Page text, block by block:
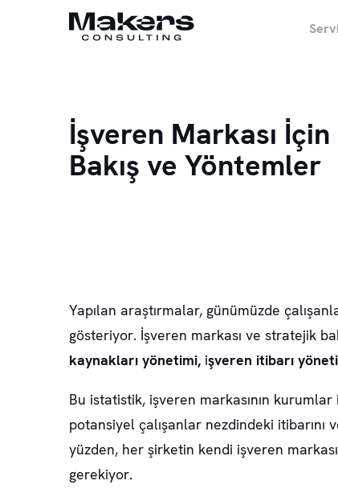
İşveren Markası
Bakış ve Yöntemler
Yapılan araştırmalar, günümüzde
gösteriyor. İşveren markası ve stratejik
kaynakları yönetimi, işveren itibarı
Bu istatistik, işveren markasının kurumlar
potansiyel çalışanlar nezdindeki itibarını
yüzden, her şirketin kendi işveren
gerekiyor.